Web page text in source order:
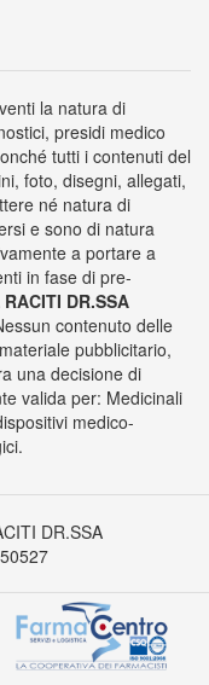
la natura di
presidi medico
tutti i contenuti del
foto, disegni, allegati,
né natura di
e sono di natura
a portare a
in fase di pre-
DR.SSA
contenuto delle
pubblicitario,
una decisione di
valida per: Medicinali
medico-
DR.SSA